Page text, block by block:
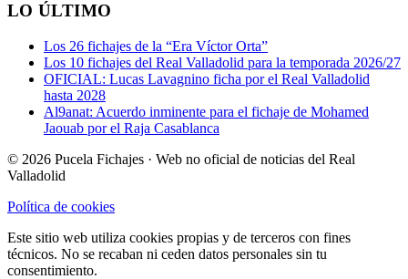
LO ÚLTIMO
Los 26 fichajes de la “Era Víctor Orta”
Los 10 fichajes del Real Valladolid para la temporada 2026/27
OFICIAL: Lucas Lavagnino ficha por el Real Valladolid
hasta 2028
Al9anat: Acuerdo inminente para el fichaje de Mohamed
Jaouab por el Raja Casablanca
© 2026 Pucela Fichajes · Web no oficial de noticias del Real
Valladolid
Política de cookies
Este sitio web utiliza cookies propias y de terceros con fines
técnicos. No se recaban ni ceden datos personales sin tu
consentimiento.